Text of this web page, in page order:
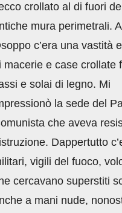
crollato al di fuori
mura perimetrali. A
c’era una vastità
macerie e case crollate
e solai di legno. Mi
la sede del
che aveva
Dappertutto
vigili del fuoco,
cercavano superstiti
a mani nude,